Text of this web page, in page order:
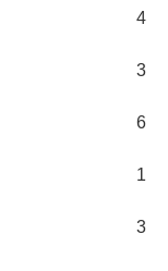
4
3
6
1
3